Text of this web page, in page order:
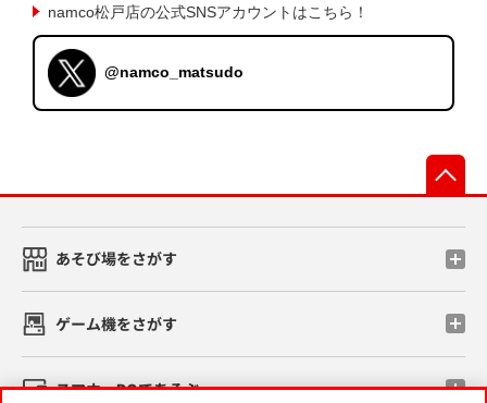
namco松戸店の公式SNSアカウントはこちら！
@namco_matsudo
あそび場をさがす
ゲーム機をさがす
スマホ・PCであそぶ